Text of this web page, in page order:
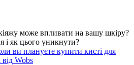
може впливати на вашу шкіру?
і як цього уникнути?
ви плануєте купити кисті для
від Wobs